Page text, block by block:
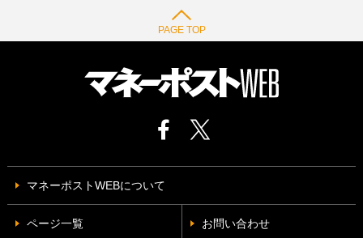
PAGE TOP
マネーポストWEBについて
ページ一覧 お問い合わせ